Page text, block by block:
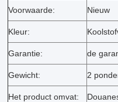
Voorwaarde: Nieuw
Kleur:
Garantie: de
Gewicht: 2
Het product omvat: